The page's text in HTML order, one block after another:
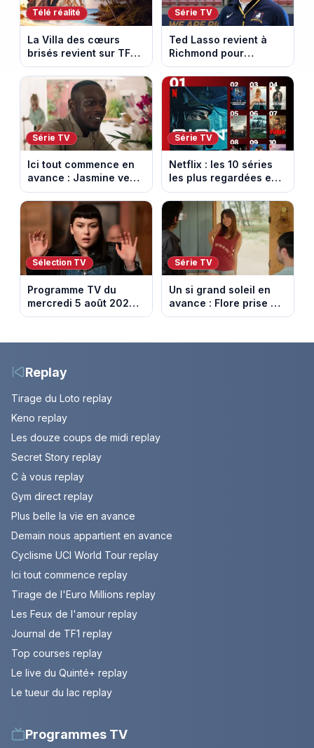
Télé réalité
La Villa des cœurs
brisés revient sur TFX :
voici les candidats de
la saison 11 au Mexique
Série TV
Ted Lasso revient à
Richmond pour
entraîner une équipe
féminine dans la
saison 4
Série TV
Ici tout commence en
avance : Jasmine veut
retenir Louis. Episode
du 6 août 2026
(spoiler)
Série TV
Netflix : les 10 séries
les plus regardées en
France en ce moment
Sélection TV
Programme TV du
mercredi 5 août 2026 :
notre sélection pour
Série TV
Un si grand soleil en
avance : Flore prise au
piège. Episode du 6
Replay
Tirage du Loto replay
Keno replay
Les douze coups de midi replay
Secret Story replay
C à vous replay
Gym direct replay
Plus belle la vie en avance
Demain nous appartient en avance
Cyclisme UCI World Tour replay
Ici tout commence replay
Tirage de l'Euro Millions replay
Les Feux de l'amour replay
Journal de TF1 replay
Top courses replay
Le live du Quinté+ replay
Le tueur du lac replay
Programmes TV